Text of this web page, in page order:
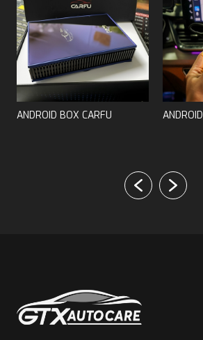
Có 4 cổng kết nối: HDMI in , HDMI
in .
MÂM 16 INCH
LIPPO MAZDA CX5
ANDROID BOX CARFU